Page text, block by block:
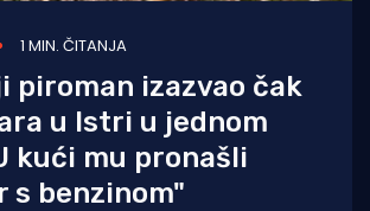
1 MIN. ČITANJA
piroman izazvao čak
u Istri u jednom
kući mu pronašli
s benzinom"